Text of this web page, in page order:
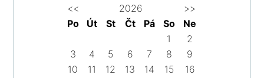
<<
2026
>>
Po
Út St Čt Pá So
Ne
1
2
3
4 5 6 7 8
9
10
11 12 13 14 15
16